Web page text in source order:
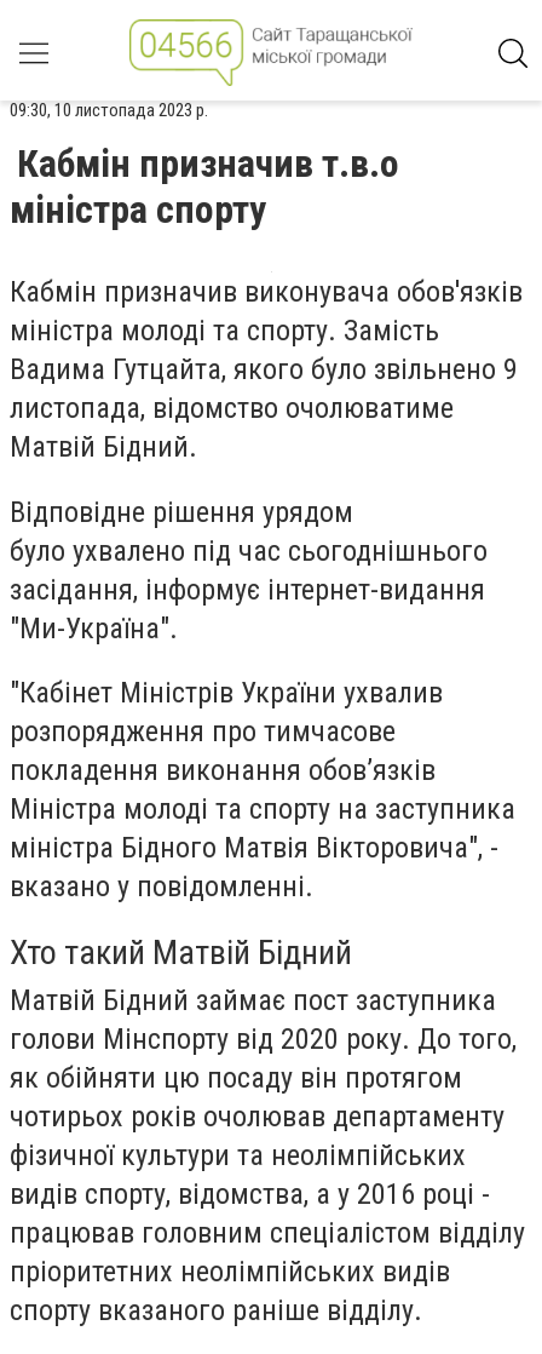
09:30, 10 листопада 2023 р.
Кабмін призначив т.в.о
міністра спорту
Кабмін призначив виконувача обов'язків
міністра молоді та спорту. Замість
Вадима Гутцайта, якого було звільнено 9
листопада, відомство очолюватиме
Матвій Бідний.
Відповідне рішення урядом
було ухвалено під час сьогоднішнього
засідання, інформує інтернет-видання
"Ми-Україна".
"Кабінет Міністрів України ухвалив
розпорядження про тимчасове
покладення виконання обов’язків
Міністра молоді та спорту на заступника
міністра Бідного Матвія Вікторовича", -
вказано у повідомленні.
Хто такий Матвій Бідний
Матвій Бідний займає пост заступника
голови Мінспорту від 2020 року. До того,
як обійняти цю посаду він протягом
чотирьох років очолював департаменту
фізичної культури та неолімпійських
видів спорту, відомства, а у 2016 році -
працював головним спеціалістом відділу
пріоритетних неолімпійських видів
спорту вказаного раніше відділу.